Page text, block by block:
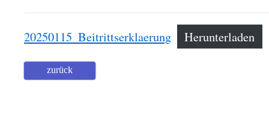
20250115_Beitrittserklaerung Herunterladen
zurück